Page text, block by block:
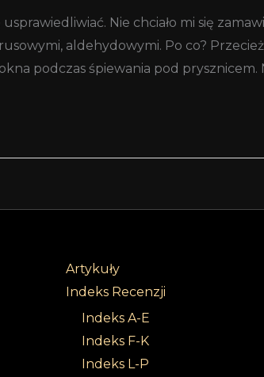
Nie chciało mi się
aldehydowymi. Po co?
podczas śpiewania pod prysznicem.
Artykuły
Indeks Recenzji
Indeks A-E
Indeks F-K
Indeks L-P